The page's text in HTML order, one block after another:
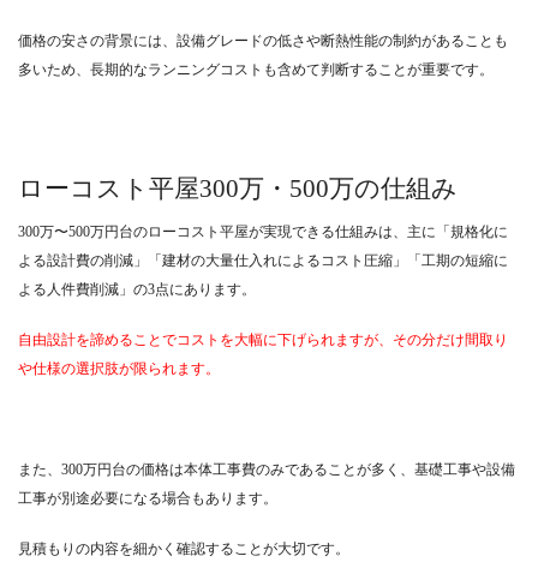
価格の安さの背景には、設備グレードの低さや断熱性能の制約があることも
多いため、長期的なランニングコストも含めて判断することが重要です。
ローコスト平屋300万・500万の仕組み
300万〜500万円台のローコスト平屋が実現できる仕組みは、主に「規格化に
よる設計費の削減」「建材の大量仕入れによるコスト圧縮」「工期の短縮に
よる人件費削減」の3点にあります。
自由設計を諦めることでコストを大幅に下げられますが、その分だけ間取り
や仕様の選択肢が限られます。
また、300万円台の価格は本体工事費のみであることが多く、基礎工事や設備
工事が別途必要になる場合もあります。
見積もりの内容を細かく確認することが大切です。